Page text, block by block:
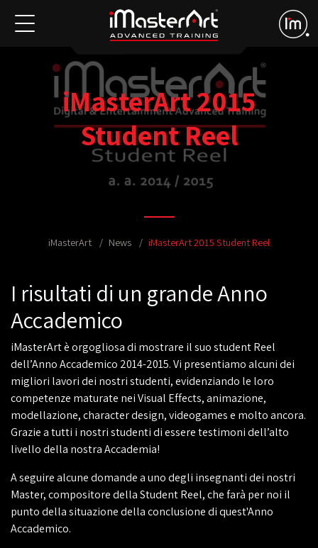
iMasterArt 2015
Student Reel
iMasterArt News iMasterArt 2015 Student Reel
I risultati di un grande Anno
Accademico
iMasterArt è orgogliosa di mostrare il suo student Reel
dell’Anno Accademico 2014-2015. Vi presentiamo alcuni dei
migliori lavori dei nostri studenti, evidenziando le loro
competenze maturate nei Visual Effects, animazione,
modellazione, character design, videogames e molto ancora.
Grazie a tutti i nostri studenti di essere testimoni dell’alto
livello della nostra Accademia!
A seguire alcune domande a uno degli insegnanti dei nostri
Master, compositore della Student Reel, che farà per noi il
punto della situazione della conclusione di quest'Anno
Accademico.